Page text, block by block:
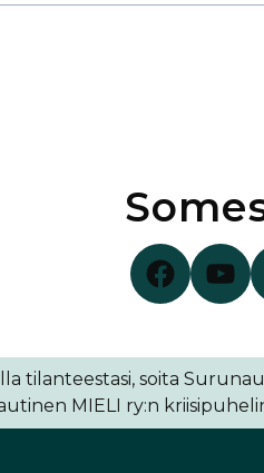
Surunauha
tilanteestasi, soita
MIELI ry:n